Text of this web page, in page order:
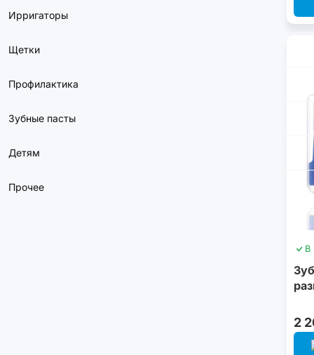
Ирригаторы
Щетки
Профилактика
Зубные пасты
Детям
Прочее
В
2